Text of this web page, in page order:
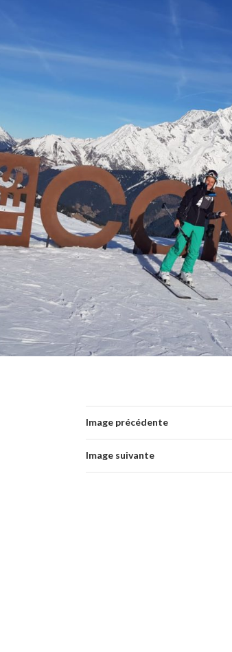
Image précédente
Image suivante